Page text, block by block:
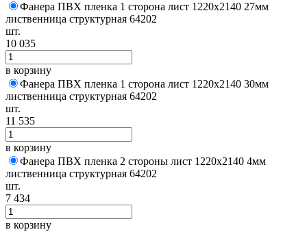
Фанера ПВХ пленка 1 сторона лист 1220х2140 27мм
лиственница структурная 64202
шт.
10 035
в корзину
Фанера ПВХ пленка 1 сторона лист 1220х2140 30мм
лиственница структурная 64202
шт.
11 535
в корзину
Фанера ПВХ пленка 2 стороны лист 1220х2140 4мм
лиственница структурная 64202
шт.
7 434
в корзину